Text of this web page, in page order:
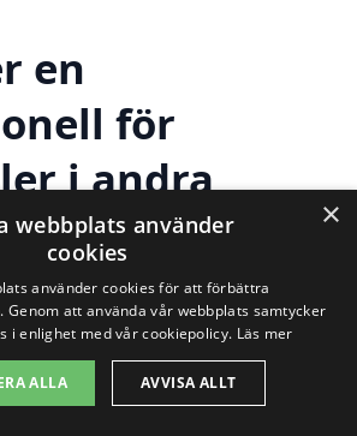
en
för
i andra
Halltorp
i Halltorp är ett
ta ett steg mot en mer
×
webbplats använder
cookies
använder cookies för att förbättra
Genom att använda vår webbplats samtycker
i enlighet med vår cookiepolicy. Läs mer
ALLA AVVISA ALLT